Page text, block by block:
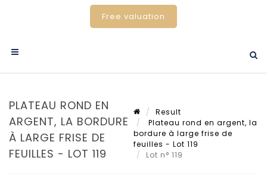
Free valuation
PLATEAU ROND EN
ARGENT, LA BORDURE
À LARGE FRISE DE
FEUILLES - LOT 119
Result
Plateau rond en argent, la
bordure à large frise de
feuilles - Lot 119
Lot n° 119